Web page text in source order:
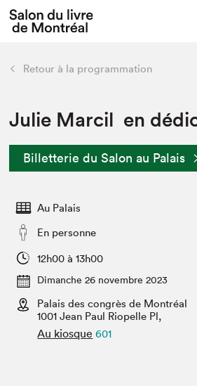
Espace exposant⋅e⋅s
Espace enseignant·e·s
Espace médias
L'événement
Préparer sa visite au
Actualités
SLM PRO
retour
Préparer sa visite
Salon dans la ville et en ligne
Projets partenaires
Liens pratiques
Retour à la programmation
Julie Marcil en
Billetterie du Salon au Palais
Au Palais
En personne
12h00 à 13h00
Dimanche 26 novembre 2023
Palais des congrès de Montréal
1001 Jean Paul Riopelle Pl,
Au kiosque 601